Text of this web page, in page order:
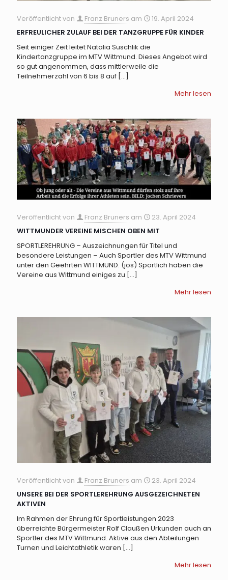
Veröffentlicht von Franz Bruners am
19. April 2024
ERFREULICHER ZULAUF BEI DER TANZGRUPPE FÜR KINDER
Seit einiger Zeit leitet Natalia Suschlik die
Kindertanzgruppe im MTV Wittmund. Dieses Angebot wird
so gut angenommen, dass mittlerweile die
Teilnehmerzahl von 6 bis 8 auf […]
Mehr lesen
Veröffentlicht von Franz Bruners am
23. April 2024
WITTMUNDER VEREINE MISCHEN OBEN MIT
SPORTLEREHRUNG – Auszeichnungen für Titel und
besondere Leistungen – Auch Sportler des MTV Wittmund
unter den Geehrten WITTMUND. (jos) Sportlich haben die
Vereine aus Wittmund einiges zu […]
Mehr lesen
Veröffentlicht von Franz Bruners am
23. April 2024
UNSERE BEI DER SPORTLEREHRUNG AUSGEZEICHNETEN
AKTIVEN
Im Rahmen der Ehrung für Sportleistungen 2023
überreichte Bürgermeister Rolf Claußen Urkunden auch an
Sportler des MTV Wittmund. Aktive aus den Abteilungen
Turnen und Leichtathletik waren […]
Mehr lesen